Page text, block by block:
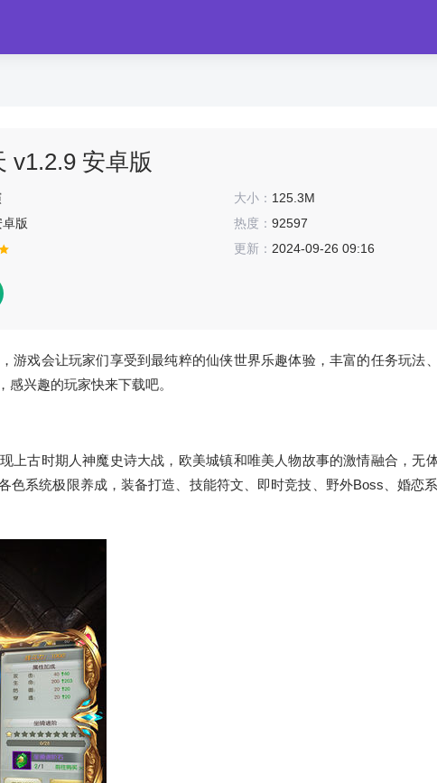
v1.2.9 安卓版
大小： 125.3M
版 热度： 92597
更新： 2024-09-26 09:16
游戏会让玩家们享受到最纯粹的仙侠世界乐趣体验，丰富的任务玩法
兴趣的玩家快来下载吧。
上古时期人神魔史诗大战，欧美城镇和唯美人物故事的激情融合，无
色系统极限养成，装备打造、技能符文、即时竞技、野外Boss、婚恋系